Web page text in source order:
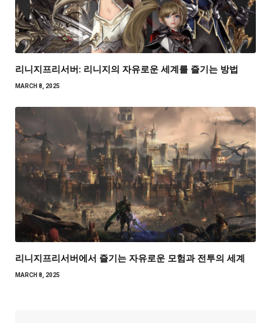
리니지프리서버: 리니지의 자유로운 세계를 즐기는 방법
MARCH 8, 2025
리니지프리서버에서 즐기는 자유로운 모험과 전투의 세계
MARCH 8, 2025